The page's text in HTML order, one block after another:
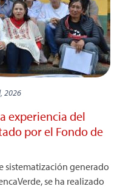
2026
experiencia del
por el Fondo de
sistematización generado
se ha realizado